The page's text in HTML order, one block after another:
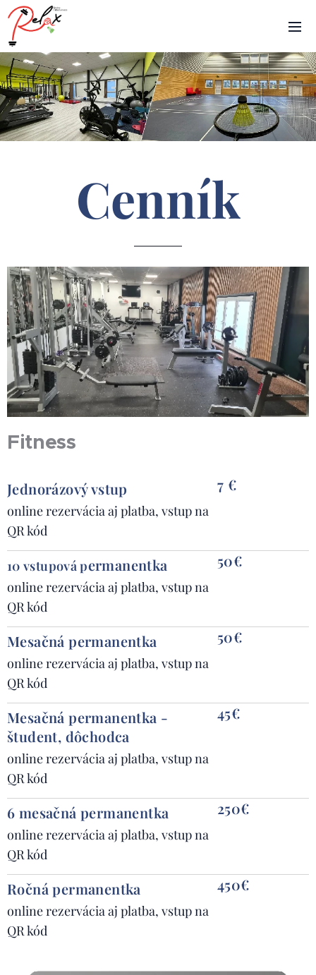
Cenník
Fitness
Jednorázový vstup
online rezervácia aj platba, vstup na
QR kód
7 €
10 vstupová permanentka
online rezervácia aj platba, vstup na
QR kód
50€
Mesačná permanentka
online rezervácia aj platba, vstup na
QR kód
50€
Mesačná permanentka -
študent, dôchodca
online rezervácia aj platba, vstup na
QR kód
45€
6 mesačná permanentka
online rezervácia aj platba, vstup na
QR kód
250€
Ročná permanentka
online rezervácia aj platba, vstup na
QR kód
450€